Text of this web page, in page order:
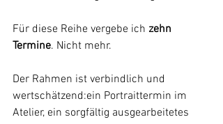
Für diese Reihe vergebe ich zehn
Termine. Nicht mehr.
Der Rahmen ist verbindlich und
wertschätzend:ein Portraittermin im
Atelier, ein sorgfältig ausgearbeitetes